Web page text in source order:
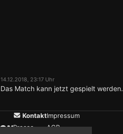
14.12.2018, 23:17 Uhr
Das Match kann jetzt gespielt werden.
Kontakt
Presse
Impressum
AGB